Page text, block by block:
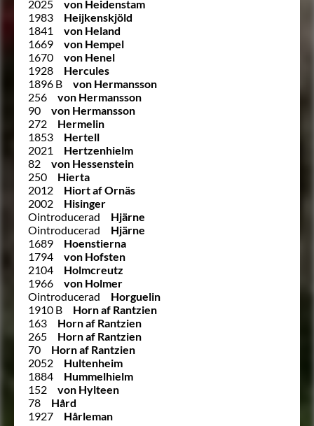
2025
von Heidenstam
1983
Heijkenskjöld
1841
von Heland
1669
von Hempel
1670
von Henel
1928
Hercules
1896 B
von Hermansson
256
von Hermansson
90
von Hermansson
272
Hermelin
1853
Hertell
2021
Hertzenhielm
82
von Hessenstein
250
Hierta
2012
Hiort af Ornäs
2002
Hisinger
Ointroducerad
Hjärne
Ointroducerad
Hjärne
1689
Hoenstierna
1794
von Hofsten
2104
Holmcreutz
1966
von Holmer
Ointroducerad
Horguelin
1910 B
Horn af Rantzien
163
Horn af Rantzien
265
Horn af Rantzien
70
Horn af Rantzien
2052
Hultenheim
1884
Hummelhielm
152
von Hylteen
78
Hård
1927
Hårleman